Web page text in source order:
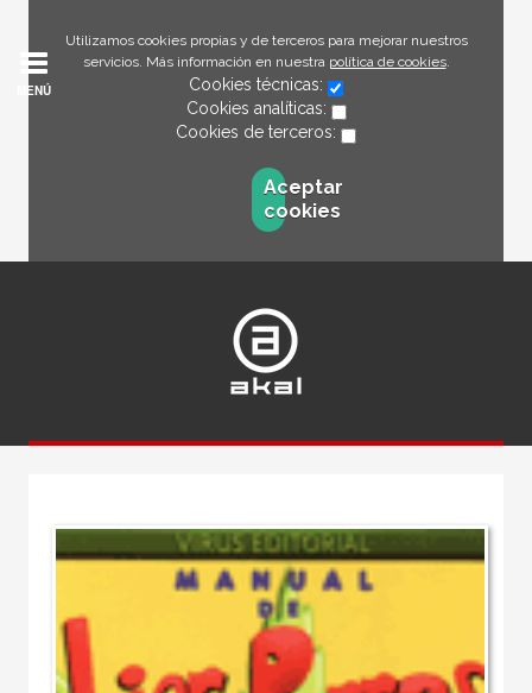
Utilizamos cookies propias y de terceros para mejorar nuestros
servicios. Más información en nuestra política de cookies.
Cookies técnicas:
Cookies analíticas:
Cookies de terceros:
Aceptar
cookies
MENÚ